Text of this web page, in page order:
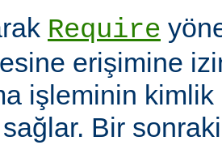
Require
erişimine
işleminin kimlik
sağlar. Bir